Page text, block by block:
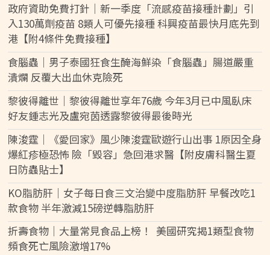
政府資助免費打針｜新一季度「流感疫苗接種計劃」引
入130萬劑疫苗 8類人可優先接種 科興疫苗最快月底先到
港【附4條件免費接種】
食腦蟲｜男子泰國狂食生醃海鮮染「食腦蟲」腸道嚴重
潰爛 反覆大出血休克險死
黎彼得離世｜黎彼得離世享年76歲 今年3月已中風臥床
好友鍾志光及盧宛茵透露黎彼得最後時光
陳浚霆｜《愛回家》風少陳浚霆歐遊行山出事 1原因全身
爆紅疹極恐怖 險「毀容」急回港求醫【附皮膚科醫生夏
日防蟲貼士】
KO脂肪肝｜女子每日食三文治變中度脂肪肝 早餐改吃1
款食物 半年激減15磅逆轉脂肪肝
折壽食物｜大量常見食品上榜！ 美國研究揭1類型食物
頻食死亡風險激增17%